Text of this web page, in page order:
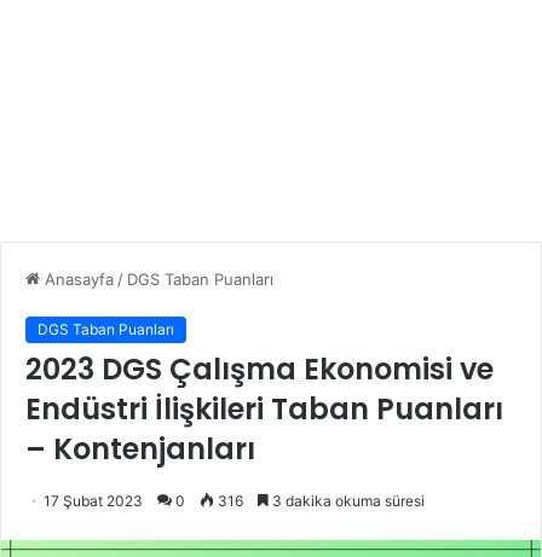
Anasayfa / DGS Taban Puanları
DGS Taban Puanları
2023 DGS Çalışma Ekonomisi ve
Endüstri İlişkileri Taban Puanları
– Kontenjanları
17 Şubat 2023 0 316 3 dakika okuma süresi